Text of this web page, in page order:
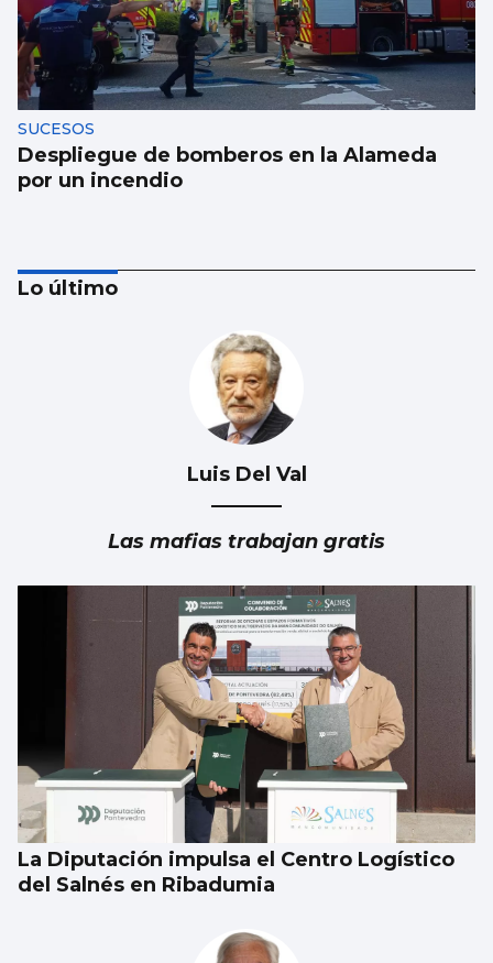
SUCESOS
Despliegue de bomberos en la Alameda
por un incendio
La planta de chips fotónicos Sparc moviliza
110 millones
Lo último
Luis Del Val
Las mafias trabajan gratis
La Diputación impulsa el Centro Logístico
del Salnés en Ribadumia